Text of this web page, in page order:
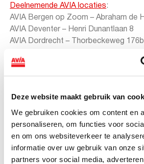
Deze website maakt gebruik van
We gebruiken cookies om content en
personaliseren, om functies voor
en om ons websiteverkeer te
informatie over uw gebruik van onze
partners voor social media,
Deelnemende AVIA locaties:
AVIA Bergen op Zoom – Abraham de
AVIA Deventer – Henri Dunantlaan 8
AVIA Dordrecht – Thorbeckeweg 176b
AVIA Fijnaart – Parallelweg 2
AVIA Hendruk-Ido-Ambacht.-
AVIA Leiden – Hoge Rijndijk 5
AVIA Nuenen – Europalaan 2
AVIA Oostzaan – Skoon 2
AVIA Tilburg Reeshof – B.B. v. Voorst
AVIA Tolkamer – Zwarteweg 1